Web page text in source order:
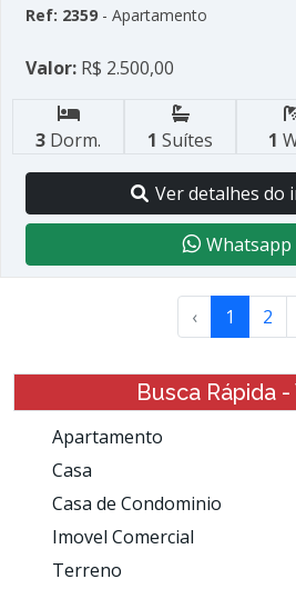
Ref: 2359 - Apartamento
Valor: R$ 2.500,00
3 Dorm. 1 Suítes 1
Ver detalhes do
Whatsapp
‹ 1 2
Busca Rápida
Apartamento
Casa
Casa de Condominio
Imovel Comercial
Terreno